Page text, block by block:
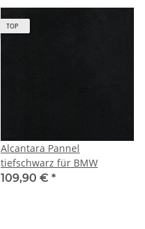
TOP
Alcantara Pannel
tiefschwarz für BMW
109,90 € *